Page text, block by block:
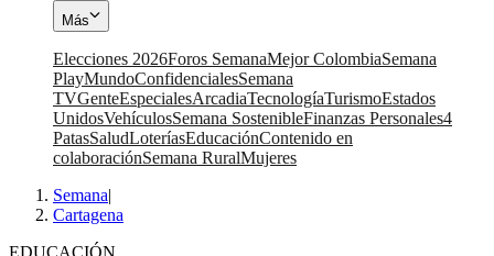
Más
Elecciones 2026Foros SemanaMejor ColombiaSemana
PlayMundoConfidencialesSemana
TVGenteEspecialesArcadiaTecnologíaTurismoEstados
UnidosVehículosSemana SostenibleFinanzas Personales4
PatasSaludLoteríasEducaciónContenido en
colaboraciónSemana RuralMujeres
Semana|
Cartagena
EDUCACIÓN